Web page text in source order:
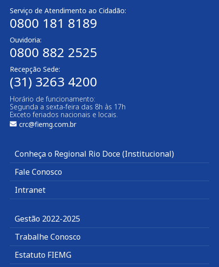
Serviço de Atendimento ao Cidadão:
0800 181 8189
Ouvidoria:
0800 882 2525
Recepção Sede:
(31) 3263 4200
Horário de funcionamento:
Segunda a sexta-feira das 8h às 17h
Exceto feriados nacionais e locais.
crc@fiemg.com.br
Conheça o Regional Rio Doce (Institucional)
Fale Conosco
Intranet
Gestão 2022-2025
Trabalhe Conosco
Estatuto FIEMG